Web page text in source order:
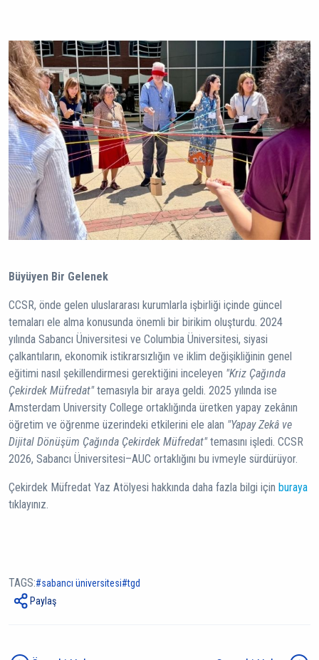
Büyüyen Bir Gelenek
CCSR, önde gelen uluslararası kurumlarla işbirliği içinde güncel
temaları ele alma konusunda önemli bir birikim oluşturdu. 2024
yılında Sabancı Üniversitesi ve Columbia Üniversitesi, siyasi
çalkantıların, ekonomik istikrarsızlığın ve iklim değişikliğinin genel
eğitimi nasıl şekillendirmesi gerektiğini inceleyen "Kriz Çağında
Çekirdek Müfredat"temasıyla bir araya geldi. 2025 yılında ise
Amsterdam University College ortaklığında üretken yapay zekânın
öğretim ve öğrenme üzerindeki etkilerini ele alan "Yapay Zekâ ve
Dijital Dönüşüm Çağında Çekirdek Müfredat"temasını işledi. CCSR
2026, Sabancı Üniversitesi–AUC ortaklığını bu ivmeyle sürdürüyor.
Çekirdek Müfredat Yaz Atölyesi hakkında daha fazla bilgi için buraya
tıklayınız.
TAGS: sabancı üniversitesi tgd
Paylaş